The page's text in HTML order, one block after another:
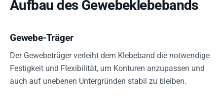
Aufbau des Gewebeklebebands
Gewebe-Träger
Der Gewebeträger verleiht dem Klebeband die notwendige
Festigkeit und Flexibilität, um Konturen anzupassen und
auch auf unebenen Untergründen stabil zu bleiben.